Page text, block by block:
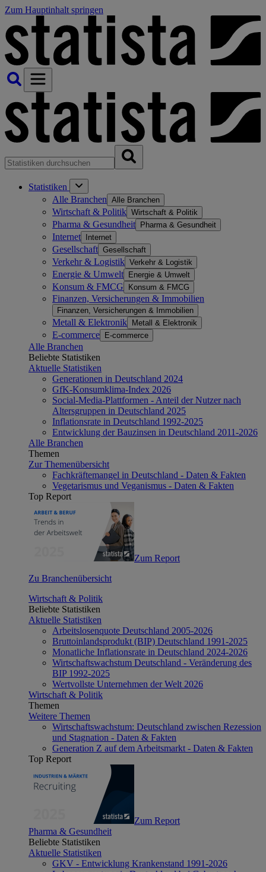
Zum Hauptinhalt springen
Statistiken
Alle Branchen Alle Branchen
Wirtschaft & Politik Wirtschaft & Politik
Pharma & Gesundheit Pharma & Gesundheit
Internet Internet
Gesellschaft Gesellschaft
Verkehr & Logistik Verkehr & Logistik
Energie & Umwelt Energie & Umwelt
Konsum & FMCG Konsum & FMCG
Finanzen, Versicherungen & Immobilien
Finanzen, Versicherungen & Immobilien
Metall & Elektronik Metall & Elektronik
E-commerce E-commerce
Alle Branchen
Beliebte Statistiken
Aktuelle Statistiken
Generationen in Deutschland 2024
GfK-Konsumklima-Index 2026
Social-Media-Plattformen - Anteil der Nutzer nach
Altersgruppen in Deutschland 2025
Inflationsrate in Deutschland 1992-2025
Entwicklung der Bauzinsen in Deutschland 2011-2026
Alle Branchen
Themen
Zur Themenübersicht
Fachkräftemangel in Deutschland - Daten & Fakten
Vegetarismus und Veganismus - Daten & Fakten
Top Report
Zum Report
Zu Branchenübersicht
Wirtschaft & Politik
Beliebte Statistiken
Aktuelle Statistiken
Arbeitslosenquote Deutschland 2005-2026
Bruttoinlandsprodukt (BIP) Deutschland 1991-2025
Monatliche Inflationsrate in Deutschland 2024-2026
Wirtschaftswachstum Deutschland - Veränderung des
BIP 1992-2025
Wertvollste Unternehmen der Welt 2026
Wirtschaft & Politik
Themen
Weitere Themen
Wirtschaftswachstum: Deutschland zwischen Rezession
und Stagnation - Daten & Fakten
Generation Z auf dem Arbeitsmarkt - Daten & Fakten
Top Report
Zum Report
Pharma & Gesundheit
Beliebte Statistiken
Aktuelle Statistiken
GKV - Entwicklung Krankenstand 1991-2026